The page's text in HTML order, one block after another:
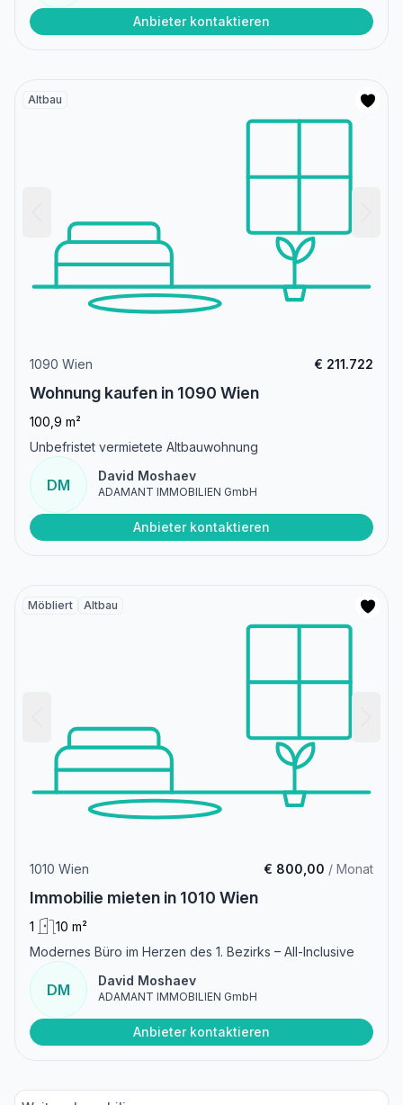
Anbieter kontaktieren
Altbau
1090 Wien € 211.722
Wohnung kaufen in 1090 Wien
100,9 m²
Unbefristet vermietete Altbauwohnung
DM
David Moshaev
ADAMANT IMMOBILIEN GmbH
Anbieter kontaktieren
Möbliert Altbau
1010 Wien € 800,00 / Monat
Immobilie mieten in 1010 Wien
1
10 m²
Modernes Büro im Herzen des 1. Bezirks – All-Inclusive
DM
David Moshaev
ADAMANT IMMOBILIEN GmbH
Anbieter kontaktieren